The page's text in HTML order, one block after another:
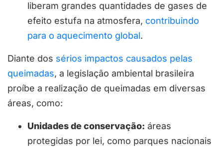
liberam grandes quantidades de gases de
efeito estufa na atmosfera, contribuindo
para o aquecimento global.
Diante dos sérios impactos causados pelas
queimadas, a legislação ambiental brasileira
proíbe a realização de queimadas em diversas
áreas, como:
Unidades de conservação: áreas
protegidas por lei, como parques nacionais